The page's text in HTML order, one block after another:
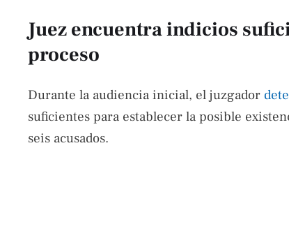
Juez encuentra indicios
proceso
Durante la audiencia inicial, el juzgador
suficientes para establecer la posible
seis acusados.